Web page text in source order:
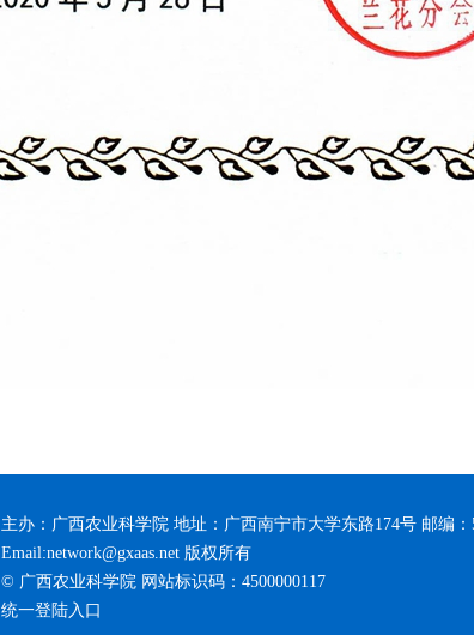
主办：广西农业科学院 地址：广西南宁市大学东路174号 邮编
Email:network@gxaas.net 版权所有
© 广西农业科学院 网站标识码：4500000117
统一登陆入口